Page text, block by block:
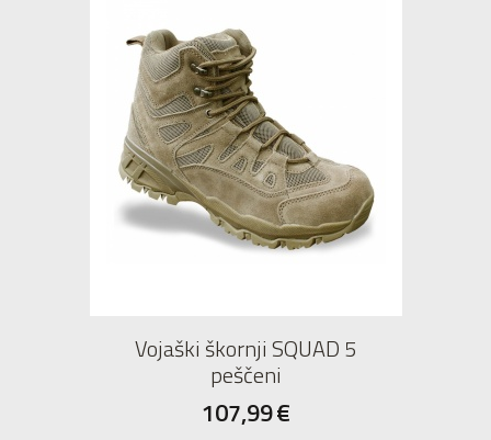
42 45 47
Vojaški škornji SQUAD 5
peščeni
107,99€